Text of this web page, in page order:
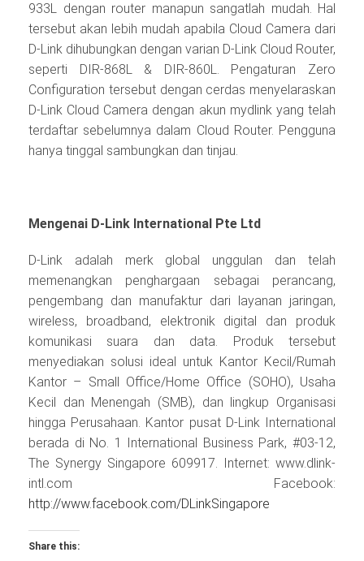
933L dengan router manapun sangatlah mudah. Hal
tersebut akan lebih mudah apabila Cloud Camera dari
D-Link dihubungkan dengan varian D-Link Cloud Router,
seperti DIR-868L & DIR-860L. Pengaturan Zero
Configuration tersebut dengan cerdas menyelaraskan
D-Link Cloud Camera dengan akun mydlink yang telah
terdaftar sebelumnya dalam Cloud Router. Pengguna
hanya tinggal sambungkan dan tinjau.
Mengenai D-Link International Pte Ltd
D-Link adalah merk global unggulan dan telah
memenangkan penghargaan sebagai perancang,
pengembang dan manufaktur dari layanan jaringan,
wireless, broadband, elektronik digital dan produk
komunikasi suara dan data. Produk tersebut
menyediakan solusi ideal untuk Kantor Kecil/Rumah
Kantor – Small Office/Home Office (SOHO), Usaha
Kecil dan Menengah (SMB), dan lingkup Organisasi
hingga Perusahaan. Kantor pusat D-Link International
berada di No. 1 International Business Park, #03-12,
The Synergy Singapore 609917. Internet: www.dlink-
intl.com Facebook:
http://www.facebook.com/DLinkSingapore
Share this: